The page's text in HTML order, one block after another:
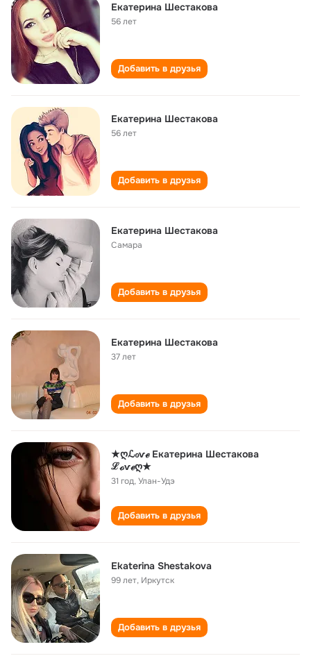
Екатерина Шестакова
56 лет
Добавить в друзья
Екатерина Шестакова
56 лет
Добавить в друзья
Екатерина Шестакова
Самара
Добавить в друзья
Екатерина Шестакова
37 лет
Добавить в друзья
★ღℒℴѵℯ Екатерина Шестакова
ℒℴѵℯღ★
31 год,Улан-Удэ
Добавить в друзья
Ekaterina Shestakova
99 лет, Иркутск
Добавить в друзья